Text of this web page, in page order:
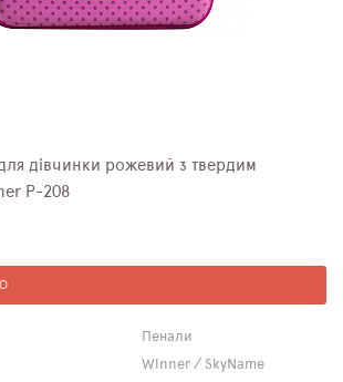
дівчинки рожевий з твердим
Єдинорогом Winner P-208
Пенали
Winner / SkyName